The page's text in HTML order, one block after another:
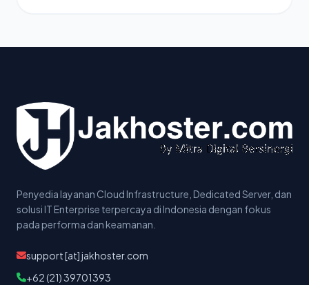
Penyedia layanan Cloud Infrastructure, Dedicated Server, dan
solusi IT Enterprise terpercaya di Indonesia dengan fokus
pada performa dan keamanan.
support [at] jakhoster.com
+62 (21) 39701393